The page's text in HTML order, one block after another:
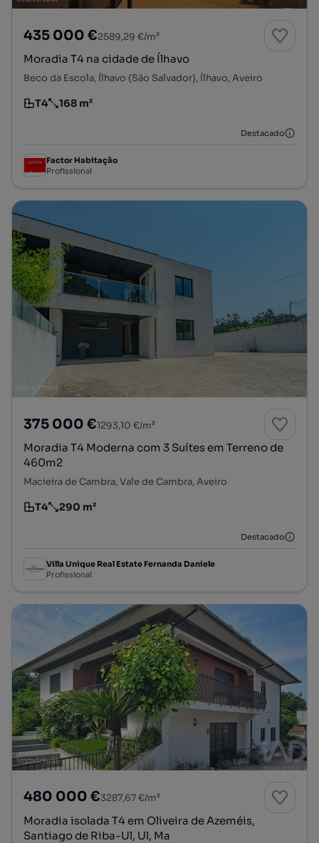
435 000 €2589,29 €/m²
Moradia T4 na cidade de Ílhavo
Beco da Escola, Ílhavo (São Salvador), Ílhavo, Aveiro
Tipologia
T4
Preço por metro quadrado
168 m²
Destacado
Factor Habitação
Profissional
375 000 €1293,10 €/m²
Moradia T4 Moderna com 3 Suítes em Terreno de
460m2
Macieira de Cambra, Vale de Cambra, Aveiro
Tipologia
T4
Preço por metro quadrado
290 m²
Destacado
Villa Unique Real Estate Fernanda Daniele
Profissional
480 000 €3287,67 €/m²
Moradia isolada T4 em Oliveira de Azeméis,
Santiago de Riba-Ul, Ul, Ma